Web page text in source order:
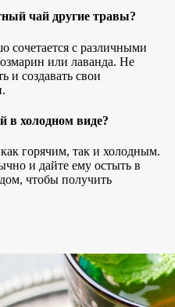
чай другие травы?
с различными
или лаванда. Не
и создавать свои
холодном виде?
горячим, так и холодным.
и дайте ему остыть в
чтобы получить